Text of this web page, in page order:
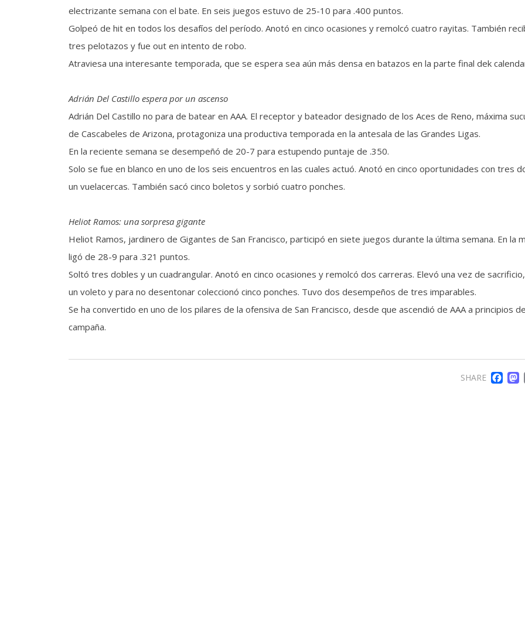
electrizante semana con el bate. En seis juegos estuvo de 25-10 para .400 puntos.
Golpeó de hit en todos los desafíos del período. Anotó en cinco ocasiones y remolcó cuatro rayitas. También
tres pelotazos y fue out en intento de robo.
Atraviesa una interesante temporada, que se espera sea aún más densa en batazos en la parte final dek
Adrián Del Castillo espera por un ascenso
Adrián Del Castillo no para de batear en AAA. El receptor y bateador designado de los Aces de Reno, máxima
de Cascabeles de Arizona, protagoniza una productiva temporada en la antesala de las Grandes Ligas.
En la reciente semana se desempeñó de 20-7 para estupendo puntaje de .350.
Solo se fue en blanco en uno de los seis encuentros en las cuales actuó. Anotó en cinco oportunidades con tres
un vuelacercas. También sacó cinco boletos y sorbió cuatro ponches.
Heliot Ramos: una sorpresa gigante
Heliot Ramos, jardinero de Gigantes de San Francisco, participó en siete juegos durante la última semana. En la
ligó de 28-9 para .321 puntos.
Soltó tres dobles y un cuadrangular. Anotó en cinco ocasiones y remolcó dos carreras. Elevó una vez de
un voleto y para no desentonar coleccionó cinco ponches. Tuvo dos desempeños de tres imparables.
Se ha convertido en uno de los pilares de la ofensiva de San Francisco, desde que ascendió de AAA a principios de
campaña.
SHARE